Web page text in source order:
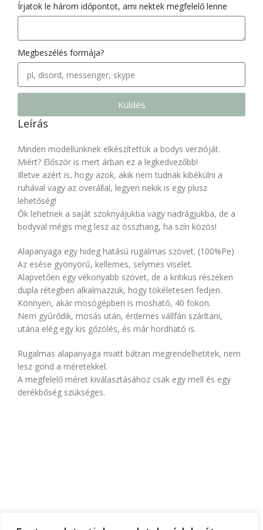
Írjatok le három időpontot, ami nektek megfelelő lenne
Megbeszélés formája?
Küldés
Leírás
Minden modellünknek elkészítettük a bodys verzióját.
Miért? Először is mert árban ez a legkedvezőbb!
Illetve azért is, hogy azok, akik nem tudnak kibékülni a
ruhával vagy az overállal, legyen nekik is egy plusz
lehetőség!
Ők lehetnek a saját szoknyájukba vagy nadrágjukba, de a
bodyval mégis meg lesz az összhang, ha szín közös!
Alapanyaga egy hideg hatású rugalmas szövet. (100%Pe)
Az esése gyönyörű, kellemes, selymes viselet.
Alapvetően egy vékonyabb szövet, de a kritikus részeken
dupla rétegben alkalmazzuk, hogy tökéletesen fedjen.
Könnyen, akár mosógépben is mosható, 40 fokon.
Nem gyűrődik, mosás után, érdemes vállfán szárítani,
utána elég egy kis gőzölés, és már hordható is.
Rugalmas alapanyaga miatt bátran megrendelhetitek, nem
lesz gond a méretekkel.
A megfelelő méret kiválasztásához csak egy mell és egy
derékbőség szükséges.
FŐOLDAL RÓLUNK TEMATIKA FONTOS INFÓK RUHATERVEZŐ